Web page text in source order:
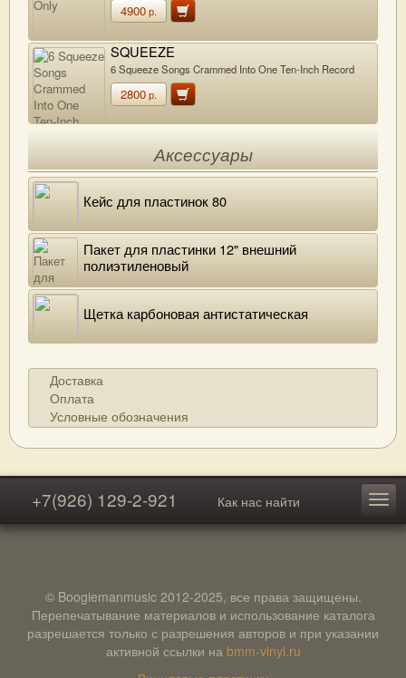
4900р.
SQUEEZE
6 Squeeze Songs Crammed Into One Ten-Inch Record
2800р.
Аксессуары
Кейс для пластинок 80
Пакет для пластинки 12" внешний
полиэтиленовый
Щетка карбоновая антистатическая
Доставка
Оплата
Условные обозначения
+7(926) 129-2-921 Как нас найти
© Boogiemanmusic 2012-2025, все права защищены.
Перепечатывание материалов и использование каталога
разрешается только с разрешения авторов и при указании
активной ссылки на bmm-vinyl.ru